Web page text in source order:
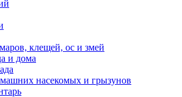
клещей, ос и змей
и дома
насекомых и грызунов